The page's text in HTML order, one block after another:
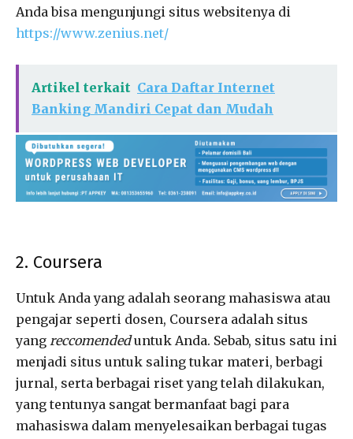
Anda bisa mengunjungi situs websitenya di
https://www.zenius.net/
Artikel terkait Cara Daftar Internet
Banking Mandiri Cepat dan Mudah
2. Coursera
Untuk Anda yang adalah seorang mahasiswa atau
pengajar seperti dosen, Coursera adalah situs
yang reccomendeduntuk Anda. Sebab, situs satu ini
menjadi situs untuk saling tukar materi, berbagi
jurnal, serta berbagai riset yang telah dilakukan,
yang tentunya sangat bermanfaat bagi para
mahasiswa dalam menyelesaikan berbagai tugas